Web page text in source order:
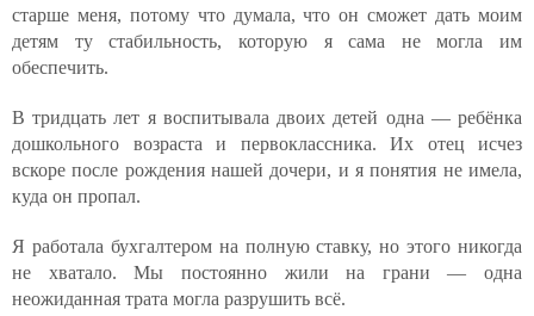
старше меня, потому что думала, что он сможет дать моим
детям ту стабильность, которую я сама не могла им
обеспечить.
В тридцать лет я воспитывала двоих детей одна — ребёнка
дошкольного возраста и первоклассника. Их отец исчез
вскоре после рождения нашей дочери, и я понятия не имела,
куда он пропал.
Я работала бухгалтером на полную ставку, но этого никогда
не хватало. Мы постоянно жили на грани — одна
неожиданная трата могла разрушить всё.